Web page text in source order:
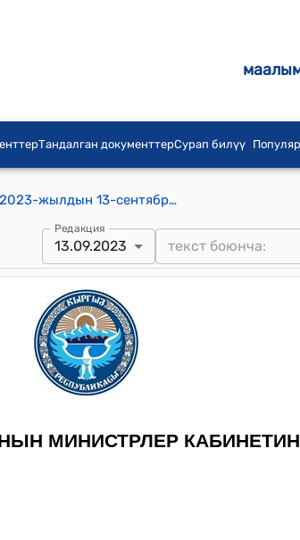
Тандалган документтерСурап билүү
Кыргыз Республикасынын Министрлер Кабинетинин 2023-жылдын 13-сентябрындагы № 460 "Кыргыз Республикасынын Өкмөтүнүн 2013-жылдын 13-августундагы № 458 "Мамлекеттик токой фондуна кирген жана кирбеген токой участоктору, ошондой эле токой фондунун участоктору токой чарбасын жүргүзүүгө байланышпаган максаттарга пайдаланылган учурларда токой чарба өндүрүшүнүн зыяндарынын жана жоготууларынын ордун толтурууда токой жерлеринин нарктык баасын (ченемдик баасын) аныктоо тартибин бекитүү жөнүндө" токтомуна өзгөртүүлөрдү киргизүү тууралуу" токтому
Редакция
13.09.2023